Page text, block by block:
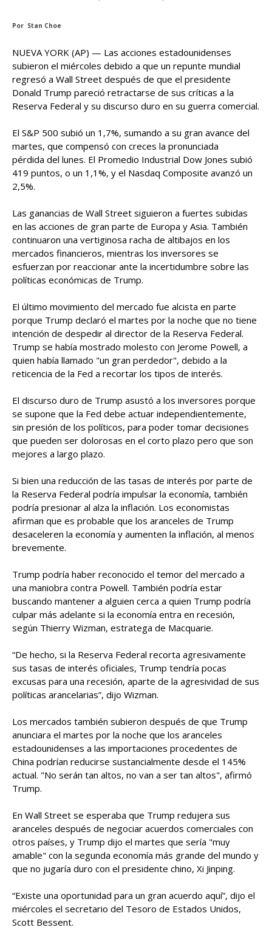
Por Stan Choe
NUEVA YORK (AP) — Las acciones estadounidenses
subieron el miércoles debido a que un repunte mundial
regresó a Wall Street después de que el presidente
Donald Trump pareció retractarse de sus críticas a la
Reserva Federal y su discurso duro en su guerra comercial.
El S&P 500 subió un 1,7%, sumando a su gran avance del
martes, que compensó con creces la pronunciada
pérdida del lunes. El Promedio Industrial Dow Jones subió
419 puntos, o un 1,1%, y el Nasdaq Composite avanzó un
2,5%.
Las ganancias de Wall Street siguieron a fuertes subidas
en las acciones de gran parte de Europa y Asia. También
continuaron una vertiginosa racha de altibajos en los
mercados financieros, mientras los inversores se
esfuerzan por reaccionar ante la incertidumbre sobre las
políticas económicas de Trump.
El último movimiento del mercado fue alcista en parte
porque Trump declaró el martes por la noche que no tiene
intención de despedir al director de la Reserva Federal.
Trump se había mostrado molesto con Jerome Powell, a
quien había llamado "un gran perdedor", debido a la
reticencia de la Fed a recortar los tipos de interés.
El discurso duro de Trump asustó a los inversores porque
se supone que la Fed debe actuar independientemente,
sin presión de los políticos, para poder tomar decisiones
que pueden ser dolorosas en el corto plazo pero que son
mejores a largo plazo.
Si bien una reducción de las tasas de interés por parte de
la Reserva Federal podría impulsar la economía, también
podría presionar al alza la inflación. Los economistas
afirman que es probable que los aranceles de Trump
desaceleren la economía y aumenten la inflación, al menos
brevemente.
Trump podría haber reconocido el temor del mercado a
una maniobra contra Powell. También podría estar
buscando mantener a alguien cerca a quien Trump podría
culpar más adelante si la economía entra en recesión,
según Thierry Wizman, estratega de Macquarie.
“De hecho, si la Reserva Federal recorta agresivamente
sus tasas de interés oficiales, Trump tendría pocas
excusas para una recesión, aparte de la agresividad de sus
políticas arancelarias”, dijo Wizman.
Los mercados también subieron después de que Trump
anunciara el martes por la noche que los aranceles
estadounidenses a las importaciones procedentes de
China podrían reducirse sustancialmente desde el 145%
actual. "No serán tan altos, no van a ser tan altos", afirmó
Trump.
En Wall Street se esperaba que Trump redujera sus
aranceles después de negociar acuerdos comerciales con
otros países, y Trump dijo el martes que sería "muy
amable" con la segunda economía más grande del mundo y
que no jugaría duro con el presidente chino, Xi Jinping.
“Existe una oportunidad para un gran acuerdo aquí”, dijo el
miércoles el secretario del Tesoro de Estados Unidos,
Scott Bessent.